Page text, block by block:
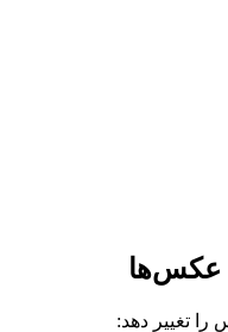
عکس‌ها
تغییر دهد: